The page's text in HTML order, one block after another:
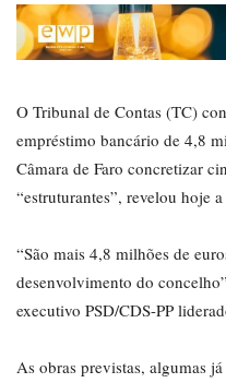
O Tribunal de Contas (TC)
empréstimo bancário de 4,8
Câmara de Faro concretizar
“estruturantes”, revelou hoje
“São mais 4,8 milhões de
desenvolvimento do
executivo PSD/CDS-PP
As obras previstas, algumas